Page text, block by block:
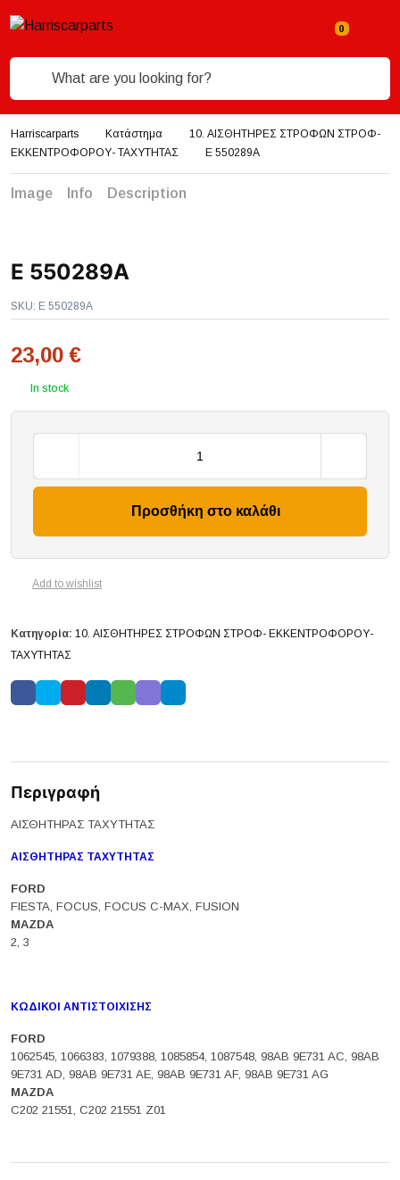
What are you looking for?
Harriscarparts Κατάστημα
10. ΑΙΣΘΗΤΗΡΕΣ ΣΤΡΟΦΩΝ ΣΤΡΟΦ-
ΕΚΚΕΝΤΡΟΦΟΡΟΥ- ΤΑΧΥΤΗΤΑΣ
E 550289A
Image Info Description
E 550289A
SKU: E 550289A
23,00€
In stock
Προσθήκη στο καλάθι
Add to wishlist
Κατηγορία: 10. ΑΙΣΘΗΤΗΡΕΣ ΣΤΡΟΦΩΝ ΣΤΡΟΦ- ΕΚΚΕΝΤΡΟΦΟΡΟΥ-
ΤΑΧΥΤΗΤΑΣ
Περιγραφή
ΑΙΣΘΗΤΗΡΑΣ ΤΑΧΥΤΗΤΑΣ
ΑΙΣΘΗΤΗΡΑΣ ΤΑΧΥΤΗΤΑΣ
FORD
FIESTA, FOCUS, FOCUS C-MAX, FUSION
MAZDA
2, 3
ΚΩΔΙΚΟΙ ΑΝΤΙΣΤΟΙΧΙΣΗΣ
FORD
1062545, 1066383, 1079388, 1085854, 1087548, 98AB 9E731 AC, 98AB
9E731 AD, 98AB 9E731 AE, 98AB 9E731 AF, 98AB 9E731 AG
MAZDA
C202 21551, C202 21551 Z01